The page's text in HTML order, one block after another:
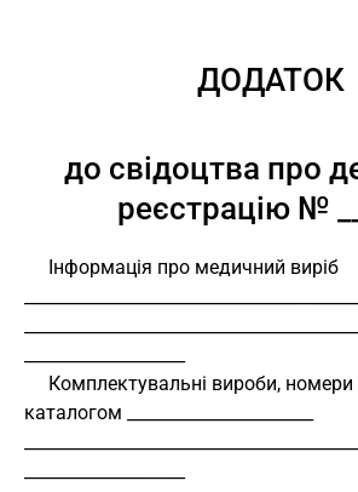
ДОДАТОК
до свідоцтва про
реєстрацію №
каталогом ______________________